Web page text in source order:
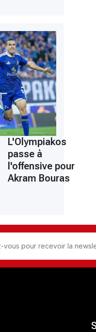
L'Olympiakos
passe à
l'offensive pour
Akram Bouras